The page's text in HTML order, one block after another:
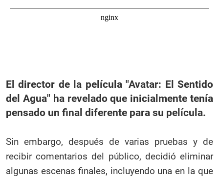
El director de la película "Avatar: El Sentido
del Agua" ha revelado que inicialmente tenía
pensado un final diferente para su película.
Sin embargo, después de varias pruebas y de
recibir comentarios del público, decidió eliminar
algunas escenas finales, incluyendo una en la que